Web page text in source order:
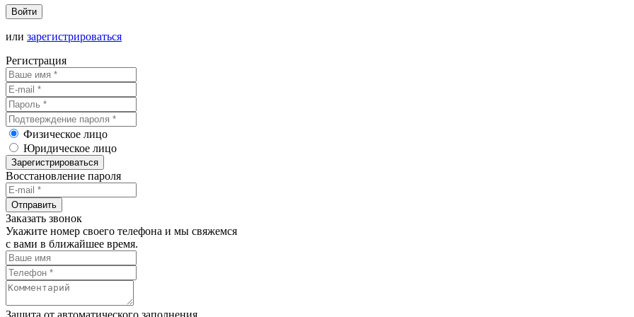
Войти
или зарегистрироваться
Регистрация
Физическое лицо
Юридическое лицо
Зарегистрироваться
Восстановление пароля
Отправить
Заказать звонок
Укажите номер своего телефона и мы свяжемся
с вами в ближайшее время.
Защита от автоматического заполнения